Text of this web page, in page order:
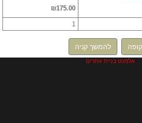
₪175.00
1
להמשך קניה
אלמנט בניית אתרים